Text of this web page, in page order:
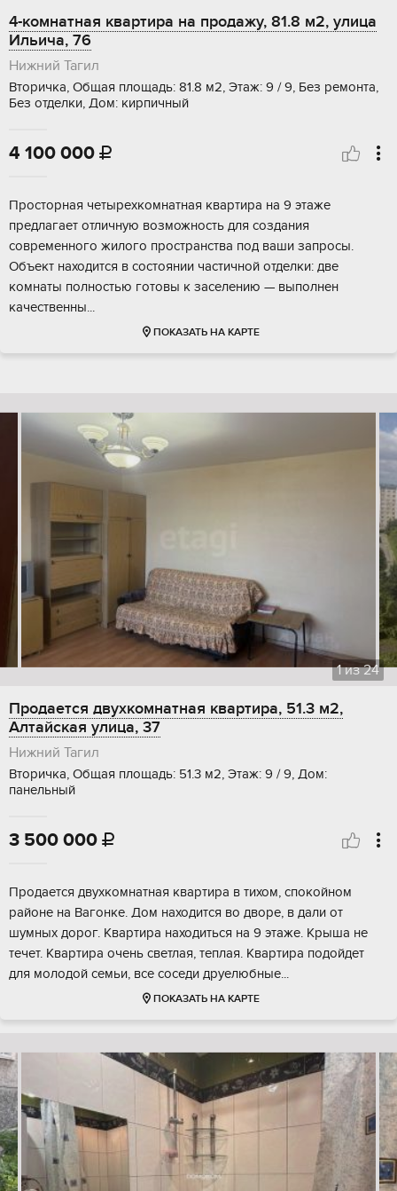
4-комнатная квартира на продажу, 81.8 м2, улица
Ильича, 76
Нижний Тагил
Вторичка, Общая площадь: 81.8 м2, Этаж: 9 / 9, Без ремонта,
Без отделки, Дом: кирпичный
4 100 000 
Просторная четырехкомнатная квартира на 9 этаже
предлагает отличную возможность для создания
современного жилого пространства под ваши запросы.
Объект находится в состоянии частичной отделки: две
комнаты полностью готовы к заселению — выполнен
качественны...
ПОКАЗАТЬ НА КАРТЕ
1из24
Продается двухкомнатная квартира, 51.3 м2,
Алтайская улица, 37
Нижний Тагил
Вторичка, Общая площадь: 51.3 м2, Этаж: 9 / 9, Дом:
панельный
3 500 000 
Продается двухкомнатная квартира в тихом, спокойном
районе на Вагонке. Дом находится во дворе, в дали от
шумных дорог. Квартира находиться на 9 этаже. Крыша не
течет. Квартира очень светлая, теплая. Квартира подойдет
для молодой семьи, все соседи друелюбные...
ПОКАЗАТЬ НА КАРТЕ